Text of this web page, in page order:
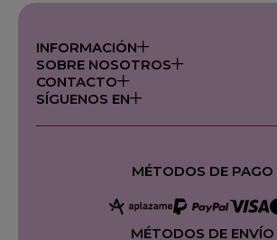
INFORMACIÓN
SOBRE NOSOTROS
CONTACTO
SÍGUENOS EN
MÉTODOS DE PAGO
MÉTODOS DE ENVÍO